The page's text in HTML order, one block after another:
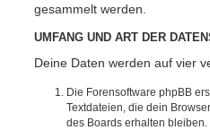
gesammelt werden.
UMFANG UND ART DER
Deine Daten werden auf vier
Die Forensoftware phpBB
Textdateien, die dein
des Boards erhalten